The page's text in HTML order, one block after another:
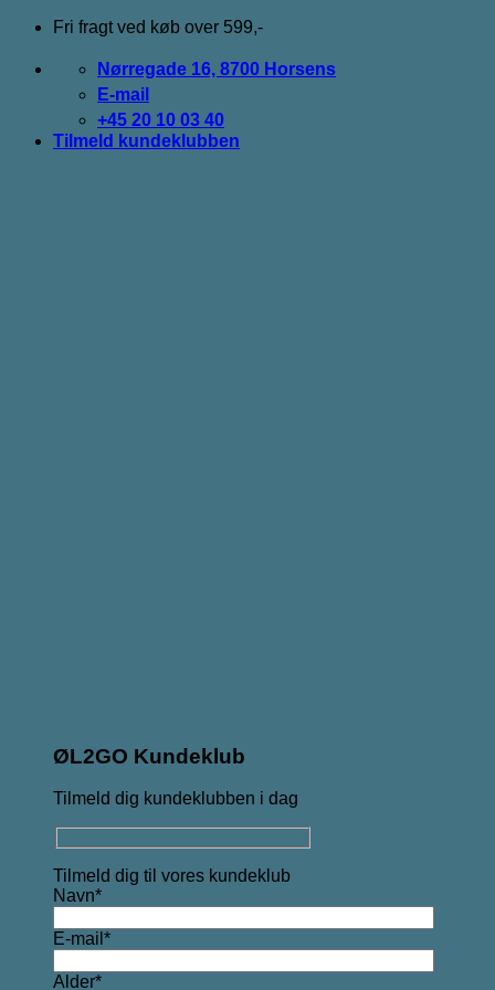
Fortsæt
indhold
Fri fragt ved køb over 599,-
Nørregade 16, 8700 Horsens
E-mail
+45 20 10 03 40
Tilmeld kundeklubben
ØL2GO Kundeklub
Tilmeld dig kundeklubben i dag
Tilmeld dig til vores kundeklub
Navn*
E-mail*
Alder*